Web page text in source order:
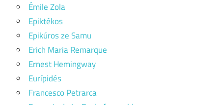
Émile Zola
Epiktékos
Epikúros ze Samu
Erich Maria Remarque
Ernest Hemingway
Eurípidés
Francesco Petrarca